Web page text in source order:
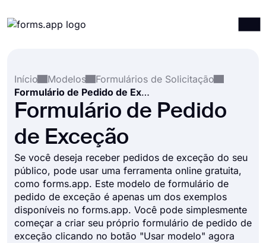
Integrações
Modelos
Recursos
Início
Modelos
Formulários de Solicitação
Formulário de Pedido de Exceção
Formulário de Pedido
de Exceção
Se você deseja receber pedidos de exceção do seu
público, pode usar uma ferramenta online gratuita,
como forms.app. Este modelo de formulário de
pedido de exceção é apenas um dos exemplos
disponíveis no forms.app. Você pode simplesmente
começar a criar seu próprio formulário de pedido de
exceção clicando no botão "Usar modelo" agora